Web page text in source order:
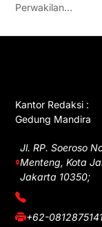
Perwakilan…
Kantor Redaksi :
Gedung Mandira
Jl. RP. Soeroso
Menteng, Kota
Jakarta 10350;
(021) 3908026
+62-